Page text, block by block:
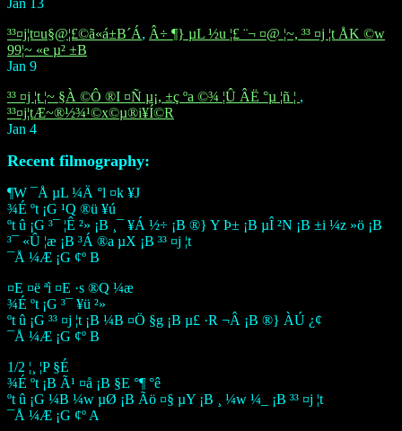
Jan 13
³³¤j¦t¤u§@¦£©ã«á±B´Á, Â÷ ¶} µL ½u ¦£ ¨¬ ¤@ ¦~, ³³ ¤j ¦t ÅK ©w
99¦~ «e µ² ±B
Jan 9
³³ ¤j ¦t ¦~ §À ©Ô ®I ¤Ñ µ¡, ±ç ºa ©¾ ¦Û ÂË °µ ¦ñ ­¦ ,
³³¤j¦tÆ~®½¾¹©x©µ®i¥Í©R
Jan 4
Recent filmography:
¶W ¯Å µL ¼Ä °l ¤k ¥J
¾É ºt ¡G ¹Q ®ü ¥ú
ºt ­û ¡G ³¯ ¦Ê ²» ¡B ¸¯ ¥Á ½÷ ¡B ®} ­Y Þ± ¡B µÎ ²N ¡B ±i ¼z »ö ¡B
³¯ «Û ¦æ ¡B ³Á ®a µX ¡B ³³ ¤j ¦t
¯Å ¼Æ ¡G ¢º B
¤E ¤ë ªì ¤E ·s ®Q ¼æ
¾É ºt ¡G ³¯ ¥ü ²»
ºt ­û ¡G ³³ ¤j ¦t ¡B ¼B ¤Ö §g ¡B µ£ ·R ¬Â ¡B ®} ÀÚ ¿¢
¯Å ¼Æ ¡G ¢º B
1/2 ¦¸ ¦P §É
¾É ºt ¡B Ã¹ ¤å ¡B §E °¶ °ê
ºt ­û ¡G ¼B ¼w µØ ¡B Ãö ¤§ µY ¡B ¸­ ¼w ¼_ ¡B ³³ ¤j ¦t
¯Å ¼Æ ¡G ¢º A